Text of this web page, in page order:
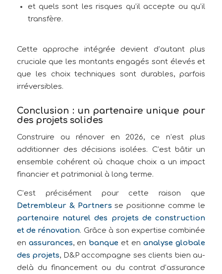
et quels sont les risques qu’il accepte ou qu’il
transfère.
Cette approche intégrée devient d’autant plus
cruciale que les montants engagés sont élevés et
que les choix techniques sont durables, parfois
irréversibles.
Conclusion : un partenaire unique pour
des projets solides
Construire ou rénover en 2026, ce n’est plus
additionner des décisions isolées. C’est bâtir un
ensemble cohérent où chaque choix a un impact
financier et patrimonial à long terme.
C’est précisément pour cette raison que
Detrembleur & Partnersse positionne comme le
partenaire naturel des projets de construction
et de rénovation. Grâce à son expertise combinée
en assurances, en banque et enanalyse globale
des projets, D&P accompagne ses clients bien au-
delà du financement ou du contrat d’assurance